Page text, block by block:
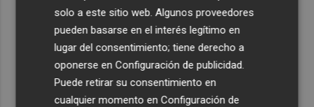
solo a este sitio web. Algunos proveedores
pueden basarse en el interés legítimo en
lugar del consentimiento; tiene derecho a
oponerse enConfiguración de publicidad.
Puede retirar su consentimiento en
cualquier momento enConfiguración de